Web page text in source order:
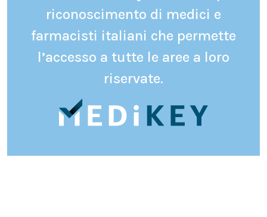
riconoscimento di medici e
farmacisti italiani che permette
l’accesso a tutte le aree a loro
riservate.